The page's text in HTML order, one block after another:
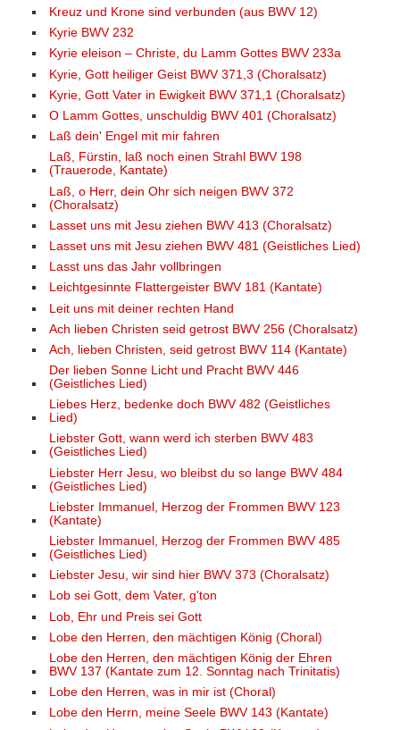
Kreuz und Krone sind verbunden (aus BWV 12)
Kyrie BWV 232
Kyrie eleison – Christe, du Lamm Gottes BWV 233a
Kyrie, Gott heiliger Geist BWV 371,3 (Choralsatz)
Kyrie, Gott Vater in Ewigkeit BWV 371,1 (Choralsatz)
O Lamm Gottes, unschuldig BWV 401 (Choralsatz)
Laß dein' Engel mit mir fahren
Laß, Fürstin, laß noch einen Strahl BWV 198
(Trauerode, Kantate)
Laß, o Herr, dein Ohr sich neigen BWV 372
(Choralsatz)
Lasset uns mit Jesu ziehen BWV 413 (Choralsatz)
Lasset uns mit Jesu ziehen BWV 481 (Geistliches Lied)
Lasst uns das Jahr vollbringen
Leichtgesinnte Flattergeister BWV 181 (Kantate)
Leit uns mit deiner rechten Hand
Ach lieben Christen seid getrost BWV 256 (Choralsatz)
Ach, lieben Christen, seid getrost BWV 114 (Kantate)
Der lieben Sonne Licht und Pracht BWV 446
(Geistliches Lied)
Liebes Herz, bedenke doch BWV 482 (Geistliches
Lied)
Liebster Gott, wann werd ich sterben BWV 483
(Geistliches Lied)
Liebster Herr Jesu, wo bleibst du so lange BWV 484
(Geistliches Lied)
Liebster Immanuel, Herzog der Frommen BWV 123
(Kantate)
Liebster Immanuel, Herzog der Frommen BWV 485
(Geistliches Lied)
Liebster Jesu, wir sind hier BWV 373 (Choralsatz)
Lob sei Gott, dem Vater, g'ton
Lob, Ehr und Preis sei Gott
Lobe den Herren, den mächtigen König (Choral)
Lobe den Herren, den mächtigen König der Ehren
BWV 137 (Kantate zum 12. Sonntag nach Trinitatis)
Lobe den Herren, was in mir ist (Choral)
Lobe den Herrn, meine Seele BWV 143 (Kantate)